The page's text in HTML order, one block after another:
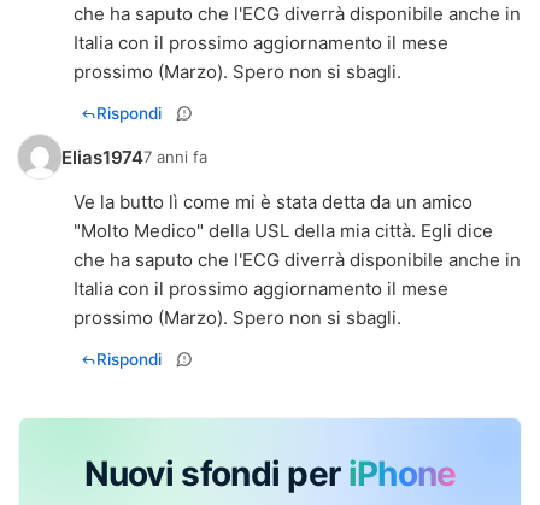
che ha saputo che l'ECG diverrà disponibile anche in
Italia con il prossimo aggiornamento il mese
prossimo (Marzo). Spero non si sbagli.
Rispondi
Elias19747 anni fa
Ve la butto lì come mi è stata detta da un amico
"Molto Medico" della USL della mia città. Egli dice
che ha saputo che l'ECG diverrà disponibile anche in
Italia con il prossimo aggiornamento il mese
prossimo (Marzo). Spero non si sbagli.
Rispondi
Nuovi sfondi per iPhone